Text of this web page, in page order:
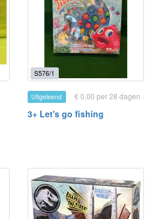
S576/1
Uitgeleend € 0.00 per 28 dagen
3+ Let's go fishing